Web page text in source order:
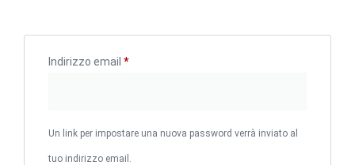
Indirizzo email *
Un link per impostare una nuova password verrà inviato al
tuo indirizzo email.